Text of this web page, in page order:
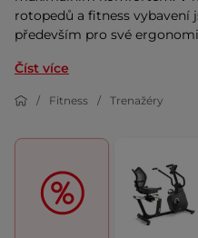
rotopedů a fitness vybavení
především pro své
Číst více
Fitness Trenažéry